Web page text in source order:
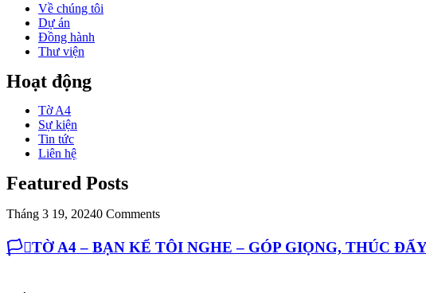
Về chúng tôi
Dự án
Đồng hành
Thư viện
Hoạt động
Tờ A4
Sự kiện
Tin tức
Liên hệ
Featured Posts
Tháng 3 19, 20240 Comments
🏳️‍⚧️TỜ A4 – BẠN KỂ TÔI NGHE – GÓP GIỌNG, THÚC